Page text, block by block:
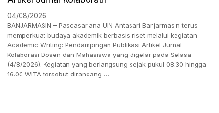
MAGISTER HES
04/08/2026
BANJARMASIN – Pascasarjana UIN Antasari Banjarmasin terus
memperkuat budaya akademik berbasis riset melalui kegiatan
Academic Writing: Pendampingan Publikasi Artikel Jurnal
Kolaborasi Dosen dan Mahasiswa yang digelar pada Selasa
(4/8/2026). Kegiatan yang berlangsung sejak pukul 08.30 hingga
16.00 WITA tersebut dirancang …